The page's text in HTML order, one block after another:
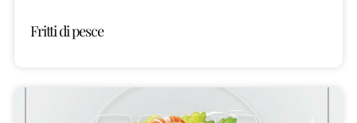
Fritti di pesce